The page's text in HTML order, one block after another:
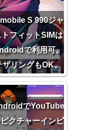
S 990ジャ
フィットSIMは
で利用可。
ザリングもOK。
でYouTube
クチャーインピ